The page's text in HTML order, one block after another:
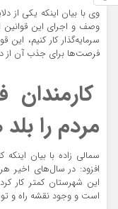
وی با بیان اینکه یکی از
وصف و اجرای این قوانین
سرمایه‌گذار کار کنیم،
فرصت‌ها برای جذب آن از
کارمندان
مردم را
سمالی زاده با بیان
افزود: در سال‌های اخیر
این شهرستان کمتر کار
است و وجود نقشه راه و